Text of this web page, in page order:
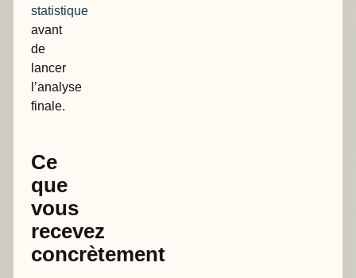
statistique
avant
de
lancer
l’analyse
finale.
Ce
que
vous
recevez
concrètement